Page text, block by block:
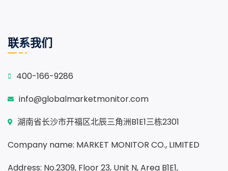
联系我们
400-166-9286
info@globalmarketmonitor.com
湖南省长沙市开福区北辰三角洲B1E1三栋2301
Company name: MARKET MONITOR CO., LIMITED
Address: No.2309, Floor 23, Unit N, Area B1E1,